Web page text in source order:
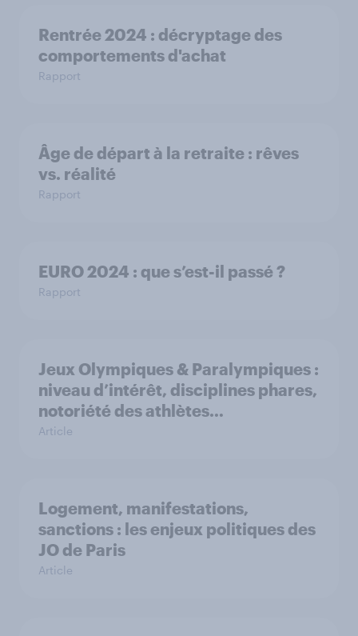
Rentrée 2024 : décryptage des
comportements d'achat
Rapport
Âge de départ à la retraite : rêves
vs. réalité
Rapport
EURO 2024 : que s’est-il passé ?
Rapport
Jeux Olympiques & Paralympiques :
niveau d’intérêt, disciplines phares,
notoriété des athlètes…
Article
Logement, manifestations,
sanctions : les enjeux politiques des
JO de Paris
Article